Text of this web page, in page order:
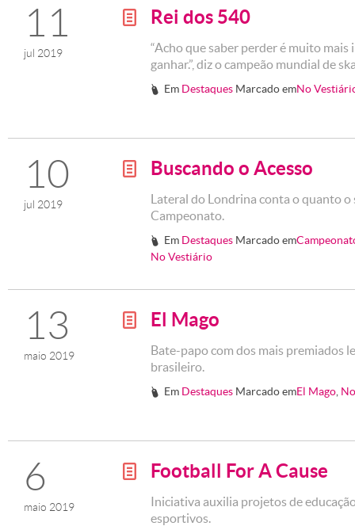
11
jul 2019
g Rei dos 540
“Acho que saber perder é muito
ganhar.”, diz o campeão mundial de
# Em Destaques Marcado emNo
10
jul 2019
g Buscando o Acesso
Lateral do Londrina conta o quanto
Campeonato.
# Em Destaques Marcado em
No Vestiário
13
maio 2019
g El Mago
Bate-papo com dos mais premiados
brasileiro.
# Em Destaques Marcado emEl Mago
6
maio 2019
g Football For A Cause
Iniciativa auxilia projetos de
esportivos.